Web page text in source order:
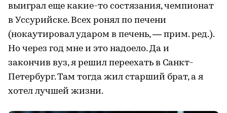
выиграл еще какие-то состязания, чемпионат
в Уссурийске. Всех ронял по печени
(нокаутировал ударом в печень, — прим. ред.).
Но через год мне и это надоело. Да и
закончив вуз, я решил переехать в Санкт-
Петербург. Там тогда жил старший брат, а я
хотел лучшей жизни.